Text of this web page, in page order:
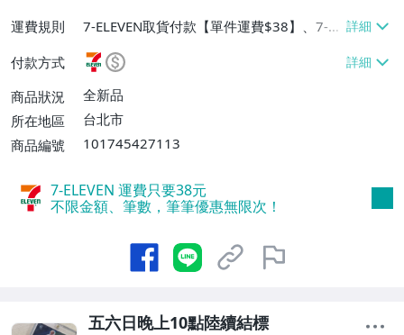
運費規則
7-ELEVEN取貨付款【單件運費$38】、7-EL
EVEN取貨不付款【單件運費$38】、郵局掛
號【單件運費$50】
付款方式
商品狀況
全新品
所在地區
台北市
商品編號
101745427113
7-ELEVEN 運費只要38元
不限金額、筆數，筆筆優惠無限次！
五六日晚上10點陸續結標